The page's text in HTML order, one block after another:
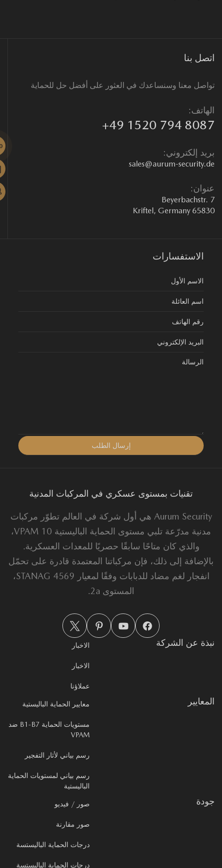
بنا
معنا وسنساعدك في العثور على أفضل حل للحماية
+49 1520 794
إلكتروني:
sales@aurum-
65830 Kriftel,
الاستفسارات
تقنيات بمستوى عسكري في المركبات المدنية
Aurum Security هي أول شركة في العالم تطوّر مركبات
مدنية مدرّعة تلبي مستوى الحماية الباليستية VPAM 10،
والذي كان متاحًا سابقًا حصريًا للمعدات العسكرية.
إلى ذلك، فإن مركباتنا المعتمدة قادرة على تحمّل
انفجار لغم مضاد للدبابات وفقًا لمعيار STANAG 4569،
المستوى 2a.
عن الشركة الاخبار
الاخبار
عملاؤنا
معايير الحماية الباليستية
مستويات الحماية B1-B7 ضد
VPAM
رسم بياني لأثار التفجير
رسم بياني لمستويات الحماية
الباليستية
صور / فيديو
صور مقارنة
درجات الحماية الباليستسة
درجات الحماية الباليستسة